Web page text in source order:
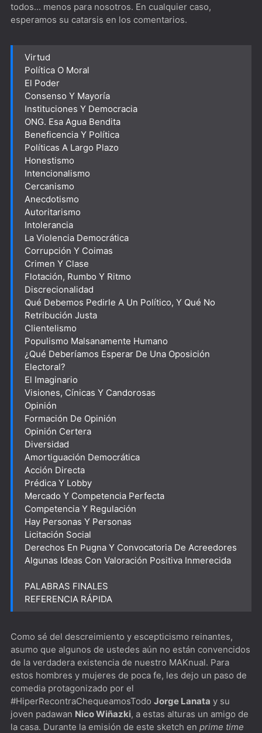
todos... menos para nosotros. En cualquier caso,
esperamos su catarsis en los comentarios.
Virtud
Política O Moral
El Poder
Consenso Y Mayoría
Instituciones Y Democracia
ONG. Esa Agua Bendita
Beneficencia Y Política
Políticas A Largo Plazo
Honestismo
Intencionalismo
Cercanismo
Anecdotismo
Autoritarismo
Intolerancia
La Violencia Democrática
Corrupción Y Coimas
Crimen Y Clase
Flotación, Rumbo Y Ritmo
Discrecionalidad
Qué Debemos Pedirle A Un Político, Y Qué No
Retribución Justa
Clientelismo
Populismo Malsanamente Humano
¿Qué Deberíamos Esperar De Una Oposición
Electoral?
El Imaginario
Visiones, Cínicas Y Candorosas
Opinión
Formación De Opinión
Opinión Certera
Diversidad
Amortiguación Democrática
Acción Directa
Prédica Y Lobby
Mercado Y Competencia Perfecta
Competencia Y Regulación
Hay Personas Y Personas
Licitación Social
Derechos En Pugna Y Convocatoria De Acreedores
Algunas Ideas Con Valoración Positiva Inmerecida
PALABRAS FINALES
REFERENCIA RÁPIDA
Como sé del descreimiento y escepticismo reinantes,
asumo que algunos de ustedes aún no están convencidos
de la verdadera existencia de nuestro MAKnual. Para
estos hombres y mujeres de poca fe, les dejo un paso de
comedia protagonizado por el
#HiperRecontraChequeamosTodo Jorge Lanata y su
joven padawan Nico Wiñazki, a estas alturas un amigo de
la casa. Durante la emisión de este sketch en prime time